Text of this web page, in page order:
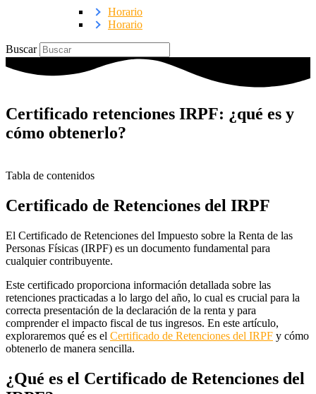
Horario
Horario
Buscar
Certificado retenciones IRPF: ¿qué es y
cómo obtenerlo?
Tabla de contenidos
Certificado de Retenciones del IRPF
El Certificado de Retenciones del Impuesto sobre la Renta de las
Personas Físicas (IRPF) es un documento fundamental para
cualquier contribuyente.
Este certificado proporciona información detallada sobre las
retenciones practicadas a lo largo del año, lo cual es crucial para la
correcta presentación de la declaración de la renta y para
comprender el impacto fiscal de tus ingresos. En este artículo,
exploraremos qué es el Certificado de Retenciones del IRPF y cómo
obtenerlo de manera sencilla.
¿Qué es el Certificado de Retenciones del